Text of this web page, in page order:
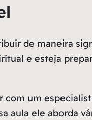
de maneira
e esteja
um
aula ele aborda